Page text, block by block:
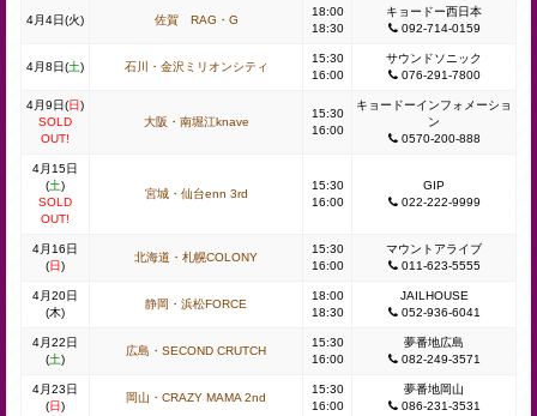
4月4日(火) 佐賀 RAG・G
18:00
18:30
キョードー西日本
092-714-0159
4月8日(土) 石川・金沢ミリオンシティ
15:30
16:00
サウンドソニック
076-291-7800
4月9日(日)
SOLD
OUT!
大阪・南堀江knave
15:30
16:00
キョードーインフォメーショ
ン
0570-200-888
4月15日
(土)
SOLD
OUT!
宮城・仙台enn 3rd
15:30
16:00
GIP
022-222-9999
4月16日
(日)
北海道・札幌COLONY
15:30
16:00
マウントアライブ
011-623-5555
4月20日
(木)
静岡・浜松FORCE
18:00
18:30
JAILHOUSE
052-936-6041
4月22日
(土)
広島・SECOND CRUTCH
15:30
16:00
夢番地広島
082-249-3571
4月23日
(日)
岡山・CRAZY MAMA 2nd
15:30
16:00
夢番地岡山
086-231-3531